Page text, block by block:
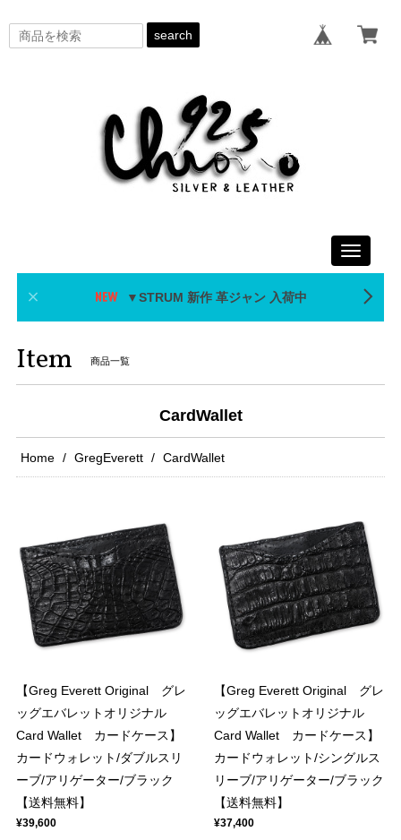
search
Toggle
▼STRUM 新作 革ジャン 入荷中
Item 商品一覧
CardWallet
Home GregEverett CardWallet
【Greg Everett Original グレ
ッグエバレットオリジナル
Card Wallet カードケース】
カードウォレット/ダブルスリ
ーブ/アリゲーター/ブラック
【送料無料】
¥39,600
【Greg Everett Original グレ
ッグエバレットオリジナル
Card Wallet カードケース】
カードウォレット/シングルス
リーブ/アリゲーター/ブラック
【送料無料】
¥37,400